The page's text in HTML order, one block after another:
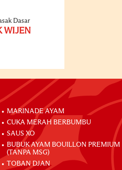
Dasar
WIJEN
MARINADE AYAM
CUKA MERAH BERBUMBU
SAUS XO
BUBUK AYAM BOUILLON PREMIUM
(TANPA MSG)
TOBAN DJAN